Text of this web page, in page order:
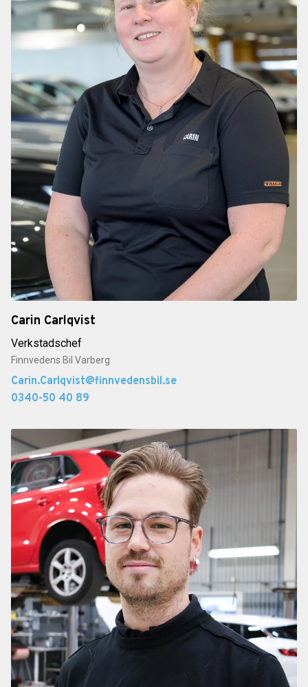
Carin Carlqvist
Verkstadschef
Finnvedens Bil Varberg
Carin.Carlqvist@finnvedensbil.se
0340-50 40 89